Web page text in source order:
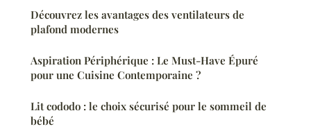
Découvrez les avantages des ventilateurs de
plafond modernes
Aspiration Périphérique : Le Must-Have Épuré
pour une Cuisine Contemporaine ?
Lit cododo : le choix sécurisé pour le sommeil de
bébé